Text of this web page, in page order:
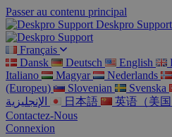
Passer au contenu principal
Deskpro Support
Français
Dansk
Deutsch English
Italiano
Magyar Nederlands
(Europeu)
Slovenian Svenska
الإنجليزية
日本語 英语（美国
Contactez-Nous
Connexion